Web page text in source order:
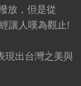
放，但是從
讓人嘆為觀止!
現出台灣之美與